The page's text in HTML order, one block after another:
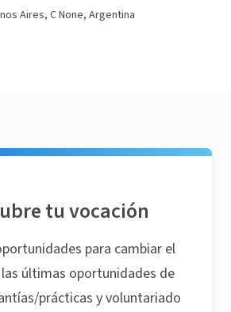
Aires, C None, Argentina
tu vocación
para cambiar el
últimas oportunidades de
prácticas y voluntariado